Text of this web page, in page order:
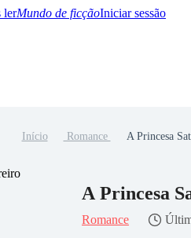
Mundo de ficçãoIniciar sessão
LGBTQ+
Início Romance A Princesa
A Princesa
Romance